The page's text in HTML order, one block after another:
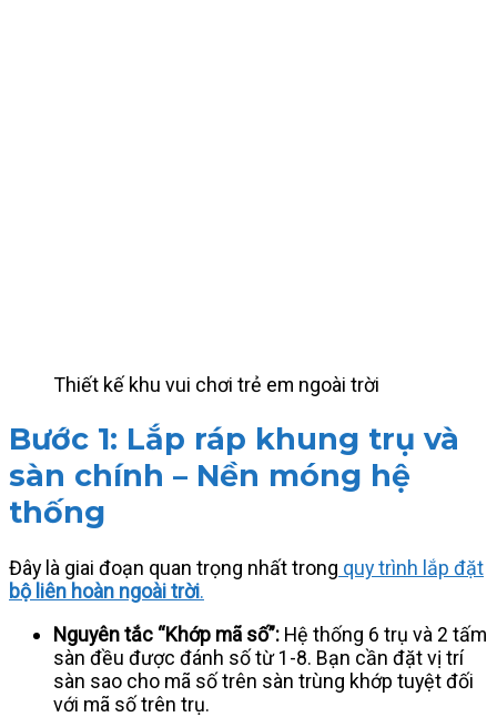
Thiết kế khu vui chơi trẻ em ngoài trời
Bước 1: Lắp ráp khung trụ và
sàn chính – Nền móng hệ
thống
Đây là giai đoạn quan trọng nhất trong quy trình lắp đặt
bộ liên hoàn ngoài trời.
Nguyên tắc “Khớp mã số”: Hệ thống 6 trụ và 2 tấm
sàn đều được đánh số từ 1-8. Bạn cần đặt vị trí
sàn sao cho mã số trên sàn trùng khớp tuyệt đối
với mã số trên trụ.